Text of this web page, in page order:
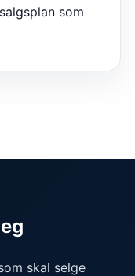
som
skal selge